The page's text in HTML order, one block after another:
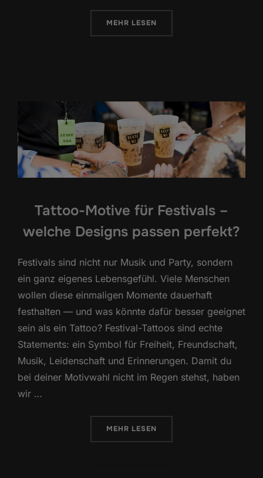
MEHR ÜBER „TATTOO & PIERCING FAQ
LESEN
Tattoo-Motive für Festivals –
welche Designs passen perfekt?
Festivals sind nicht nur Musik und Party, sondern
ein ganz eigenes Lebensgefühl. Viele Menschen
wollen diese einmaligen Momente dauerhaft
festhalten — und was könnte dafür besser geeignet
sein als ein Tattoo? Festival-Tattoos sind echte
Statements: ein Symbol für Freiheit, Freundschaft,
Musik, Leidenschaft und Erinnerungen. Damit du
bei deiner Motivwahl nicht im Regen stehst, haben
wir …
MEHR ÜBER „TATTOO-MOTIVE FÜR
LESEN